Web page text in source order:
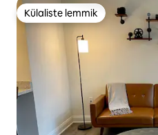
Külaliste lemmik
Külaliste lemmik